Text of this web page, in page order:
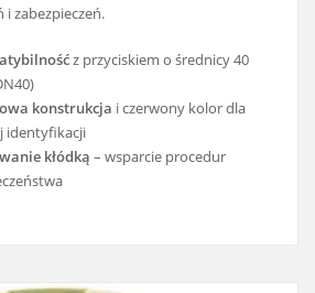
i zabezpieczeń.
z przyciskiem o średnicy 40
konstrukcja i czerwony kolor dla
identyfikacji
kłódką – wsparcie procedur